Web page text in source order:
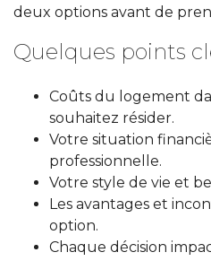
deux options avant de
Quelques points
Coûts du logement
souhaitez résider.
Votre situation
professionnelle.
Votre style de vie et
Les avantages et
option.
Chaque décision